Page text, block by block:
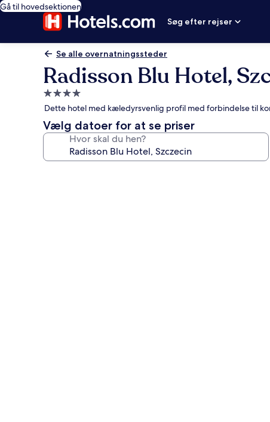
Gå til hovedsektionen
Søg efter rejser
Se alle overnatningssteder
Radisson Blu Hotel,
4.0-
stjernet
overnatningssted
Dette hotel med kæledyrsvenlig profil med forbindelse til
Vælg datoer for at se priser
Hvor skal du hen?